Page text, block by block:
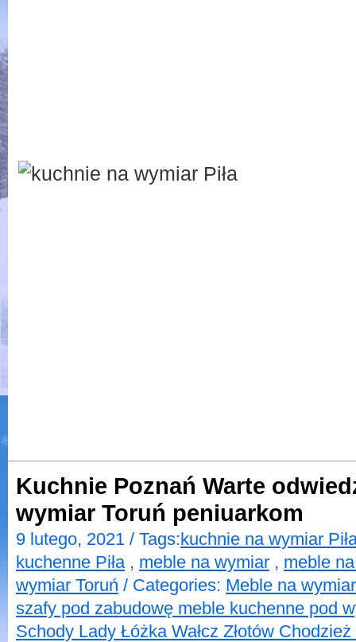
Kuchnie Poznań Warte
wymiar Toruń peniuarkom
9 lutego, 2021 / Tags:kuchnie na wymiar
kuchenne Piła, meble na wymiar , meble
wymiar Toruń / Categories: Meble na
szafy pod zabudowę meble kuchenne pod
Schody Lady Łóżka Wałcz Złotów